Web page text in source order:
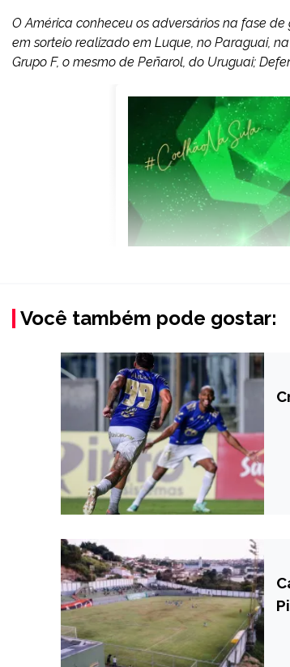
O América conheceu os adversários na fase
em sorteio realizado em Luque, no Paraguai,
Grupo F, o mesmo de Peñarol, do Uruguai;
Você também pode gostar: